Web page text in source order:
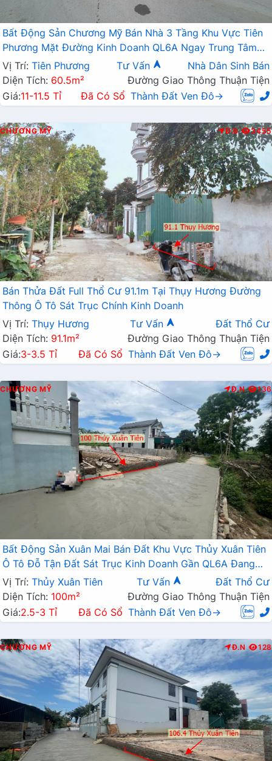
Bất Động Sản Chương Mỹ Bán Nhà 3 Tầng Khu Vực Tiên
Phương Mặt Đường Kinh Doanh QL6A Ngay Trung Tâm
Chợ Cống
Vị Trí: Tiên Phương Tư Vấn
Nhà Dân Sinh Bán
Diện Tích: 60.5m²
Đường Giao Thông Thuận Tiện
Giá:11-11.5 Tỉ Đã Có Sổ Thành Đất Ven Đô→
CHƯƠNG MỸ Đ.B 3455
Bán Thửa Đất Full Thổ Cư 91.1m Tại Thụy Hương Đường
Thông Ô Tô Sát Trục Chính Kinh Doanh
Vị Trí: Thụy Hương Tư Vấn
Đất Thổ Cư
Diện Tích: 91.1m²
Đường Giao Thông Thuận Tiện
Giá:3-3.5 Tỉ Đã Có Sổ Thành Đất Ven Đô→
CHƯƠNG MỸ Đ.N 136
Bất Động Sản Xuân Mai Bán Đất Khu Vực Thủy Xuân Tiên
Ô Tô Đỗ Tận Đất Sát Trục Kinh Doanh Gần QL6A Đang
Triển Khai Mở Rộng
Vị Trí: Thủy Xuân Tiên Tư Vấn
Đất Thổ Cư
Diện Tích: 100m²
Đường Giao Thông Thuận Tiện
Giá:2.5-3 Tỉ Đã Có Sổ Thành Đất Ven Đô→
CHƯƠNG MỸ Đ.N 128